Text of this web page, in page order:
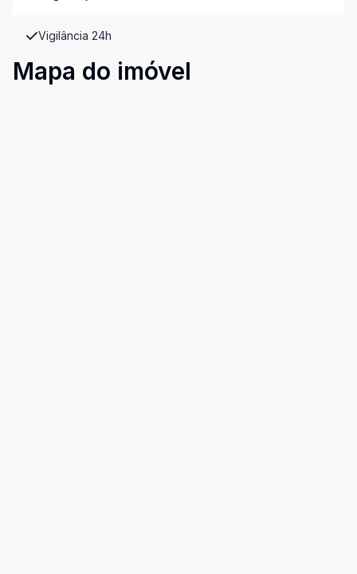
Vigilância 24h
Mapa do imóvel